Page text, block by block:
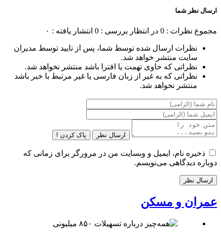
ارسال نظر شما
مجموع نظرات : 0 در انتظار بررسی : 0 انتشار یافته : ۰
نظرات ارسال شده توسط شما، پس از تایید توسط مدیران
سایت منتشر خواهد شد.
نظراتی که حاوی تهمت یا افترا باشد منتشر نخواهد شد.
نظراتی که به غیر از زبان فارسی یا غیر مرتبط با خبر باشد
منتشر نخواهد شد.
ارسال نظر پاک کردن !
ذخیره نام، ایمیل و وبسایت من در مرورگر برای زمانی که
دوباره دیدگاهی می‌نویسم.
عمران و مسکن